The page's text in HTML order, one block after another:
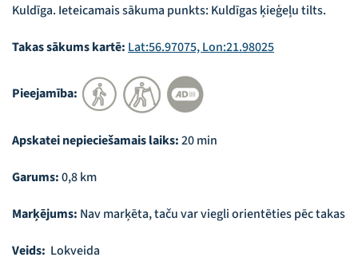
Kuldīga. Ieteicamais sākuma punkts: Kuldīgas ķieģeļu tilts.
Takas sākums kartē: Lat:56.97075, Lon:21.98025
Pieejamība:
Apskatei nepieciešamais laiks:20 min
Garums:0,8 km
Marķējums: Nav marķēta, taču var viegli orientēties pēc takas
Veids: Lokveida